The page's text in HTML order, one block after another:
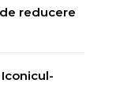
reducere